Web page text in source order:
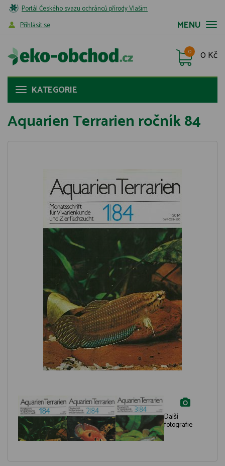
Portál Českého svazu ochránců přírody Vlašim
MENU
Příhlásit se
0 Kč
0
KATEGORIE
Aquarien Terrarien ročník 84
Další
fotografie